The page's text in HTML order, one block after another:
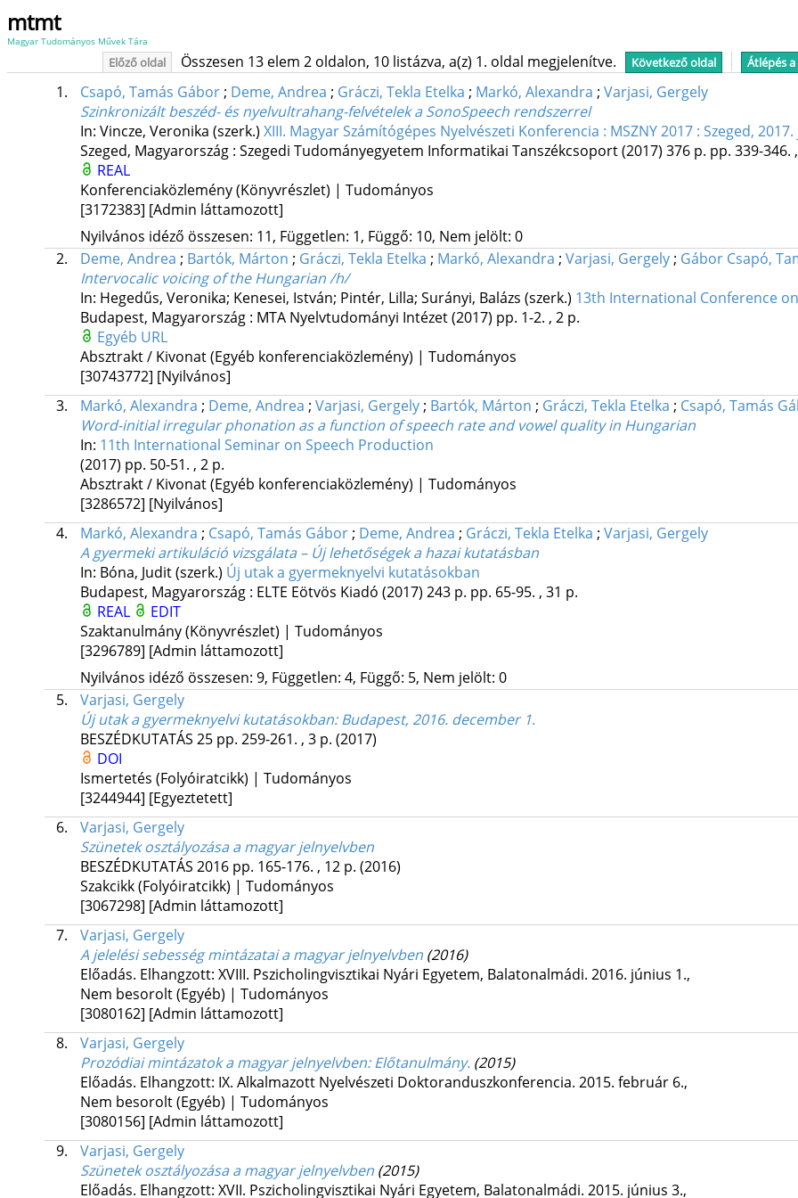
mtmt
Magyar Tudományos Művek Tára
Előző oldal Összesen 13 elem 2 oldalon, 10 listázva, a(z) 1. oldal megjelenítve. Következő oldal Átlépés
1. Csapó, Tamás Gábor; Deme, Andrea ; Gráczi, Tekla Etelka ; Markó, Alexandra ; Varjasi, Gergely
Szinkronizált beszéd- és nyelvultrahang-felvételek a SonoSpeech rendszerrel
In: Vincze, Veronika (szerk.) XIII. Magyar Számítógépes Nyelvészeti Konferencia : MSZNY 2017 : Szeged,
Szeged, Magyarország : Szegedi Tudományegyetem Informatikai Tanszékcsoport(2017) 376 p. pp. 339-346.
REAL
Konferenciaközlemény (Könyvrészlet) | Tudományos
[3172383] [Admin láttamozott]
Nyilvános idéző összesen: 11, Független: 1, Függő: 10, Nem jelölt: 0
2.
Deme, Andrea ; Bartók, Márton ; Gráczi, Tekla Etelka ; Markó, Alexandra ; Varjasi, Gergely; Gábor Csapó,
Intervocalic voicing of the Hungarian /h/
In: Hegedűs, Veronika; Kenesei, István; Pintér, Lilla; Surányi, Balázs (szerk.) 13th International Conference
Budapest, Magyarország : MTA Nyelvtudományi Intézet(2017) pp. 1-2. , 2 p.
Egyéb URL
Absztrakt / Kivonat (Egyéb konferenciaközlemény) | Tudományos
[30743772] [Nyilvános]
3.
Markó, Alexandra ; Deme, Andrea ; Varjasi, Gergely; Bartók, Márton ; Gráczi, Tekla Etelka ; Csapó, Tamás
Word-initial irregular phonation as a function of speech rate and vowel quality in Hungarian
In: 11th International Seminar on Speech Production
(2017) pp. 50-51. , 2 p.
Absztrakt / Kivonat (Egyéb konferenciaközlemény) | Tudományos
[3286572] [Nyilvános]
4.
Markó, Alexandra ; Csapó, Tamás Gábor; Deme, Andrea ; Gráczi, Tekla Etelka ; Varjasi, Gergely
A gyermeki artikuláció vizsgálata – Új lehetőségek a hazai kutatásban
In: Bóna, Judit (szerk.) Új utak a gyermeknyelvi kutatásokban
Budapest, Magyarország : ELTE Eötvös Kiadó (2017) 243 p. pp. 65-95. , 31 p.
REAL
EDIT
Szaktanulmány (Könyvrészlet) | Tudományos
[3296789] [Admin láttamozott]
Nyilvános idéző összesen: 9, Független: 4, Függő: 5, Nem jelölt: 0
5.
Varjasi, Gergely
Új utak a gyermeknyelvi kutatásokban: Budapest, 2016. december 1.
BESZÉDKUTATÁS 25 pp. 259-261. , 3 p. (2017)
DOI
Ismertetés (Folyóiratcikk) | Tudományos
[3244944] [Egyeztetett]
6.
Varjasi, Gergely
Szünetek osztályozása a magyar jelnyelvben
BESZÉDKUTATÁS 2016 pp. 165-176. , 12 p. (2016)
Szakcikk (Folyóiratcikk) | Tudományos
[3067298] [Admin láttamozott]
7.
Varjasi, Gergely
A jelelési sebesség mintázatai a magyar jelnyelvben (2016)
Előadás. Elhangzott: XVIII. Pszicholingvisztikai Nyári Egyetem, Balatonalmádi. 2016. június 1.,
Nem besorolt (Egyéb) | Tudományos
[3080162] [Admin láttamozott]
8.
Varjasi, Gergely
Prozódiai mintázatok a magyar jelnyelvben: Előtanulmány. (2015)
Előadás. Elhangzott: IX. Alkalmazott Nyelvészeti Doktoranduszkonferencia. 2015. február 6.,
Nem besorolt (Egyéb) | Tudományos
[3080156] [Admin láttamozott]
9.
Varjasi, Gergely
Szünetek osztályozása a magyar jelnyelvben (2015)
Előadás. Elhangzott: XVII. Pszicholingvisztikai Nyári Egyetem, Balatonalmádi. 2015. június 3.,